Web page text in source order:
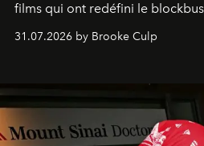
films qui ont redéfini le
31.07.2026 by Brooke Culp